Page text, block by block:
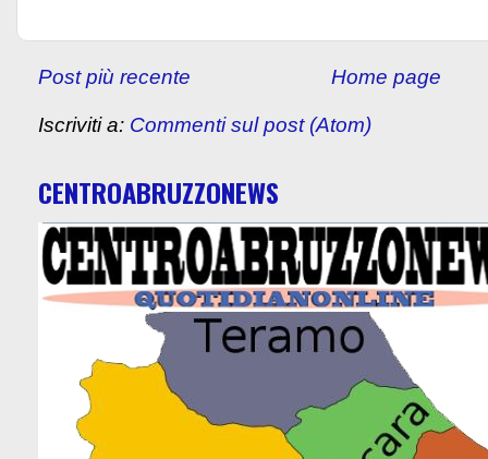
Post più recente Home page
Iscriviti a: Commenti sul post (Atom)
CENTROABRUZZONEWS